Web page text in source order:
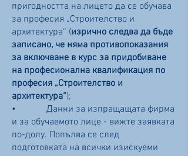
пригодността на лицето да се обучава
за професия „Строителство и
архитектура“ (изрично следва да бъде
записано, че няма противопоказания
за включване в курс за придобиване
на професионална квалификация по
професия „Строителство и
архитектура“);
• Данни за изпращащата фирма
и за обучаемото лице - вижте заявката
по-долу. Попълва се след
подготовката на всички изискуеми